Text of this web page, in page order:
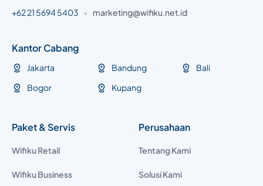
+62 21 5694 5403 • marketing@wifiku.net.id
Kantor Cabang
Jakarta
Bogor
Bandung
Kupang
Bali
Paket & Servis
Wifiku Retail
Wifiku Business
Perusahaan
Tentang Kami
Solusi Kami